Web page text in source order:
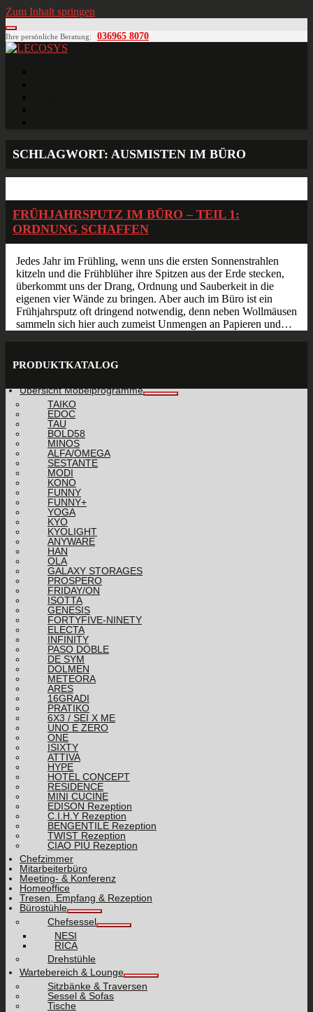
Zum Inhalt springen
Ihre persönliche Beratung: 036965 8070
SCHLAGWORT: AUSMISTEN IM BÜRO
FRÜHJAHRSPUTZ IM BÜRO – TEIL 1:
ORDNUNG SCHAFFEN
Jedes Jahr im Frühling, wenn uns die ersten Sonnenstrahlen
kitzeln und die Frühblüher ihre Spitzen aus der Erde stecken,
überkommt uns der Drang, Ordnung und Sauberkeit in die
eigenen vier Wände zu bringen. Aber auch im Büro ist ein
Frühjahrsputz oft dringend notwendig, denn neben Wollmäusen
sammeln sich hier auch zumeist Unmengen an Papieren und…
PRODUKTKATALOG
Übersicht Möbelprogramme
TAIKO
EDOC
TAU
BOLD58
MINOS
ALFA/OMEGA
SESTANTE
MODI
KONO
FUNNY
FUNNY+
YOGA
KYO
KYOLIGHT
ANYWARE
HAN
OLA
GALAXY STORAGES
PROSPERO
FRIDAY/ON
ISOTTA
GENESIS
FORTYFIVE-NINETY
ELECTA
INFINITY
PASO DOBLE
DE SYM
DOLMEN
METEORA
ARES
16GRADI
PRATIKO
6X3 / SEI X ME
UNO E ZERO
ONE
ISIXTY
ATTIVA
HYPE
HOTEL CONCEPT
RESIDENCE
MINI CUCINE
EDISON Rezeption
C.I.H.Y Rezeption
BENGENTILE Rezeption
TWIST Rezeption
CIAO PIÙ Rezeption
Chefzimmer
Mitarbeiterbüro
Meeting- & Konferenz
Homeoffice
Tresen, Empfang & Rezeption
Bürostühle
Chefsessel
NESI
RICA
Drehstühle
Wartebereich & Lounge
Sitzbänke & Traversen
Sessel & Sofas
Tische